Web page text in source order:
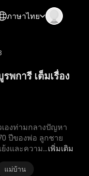
ภาษาไทย
พการี เต็มเรื่อง
เพิ่มเติม
องท่ามกลางปัญหา
ปีของพ่อ ลูกชาย
งและความ...
แม่บ้าน